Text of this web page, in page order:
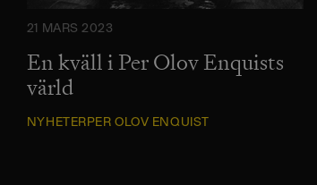
21 MARS 2023
En kväll i Per Olov Enquists
värld
NYHETERPER OLOV ENQUIST